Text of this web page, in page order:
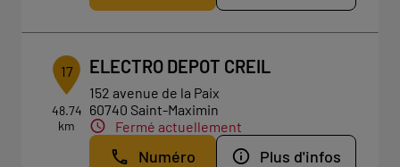
17
48.74
km
ELECTRO DEPOT CREIL
152 avenue de la Paix
60740 Saint-Maximin
Fermé actuellement
Numéro Plus d'infos